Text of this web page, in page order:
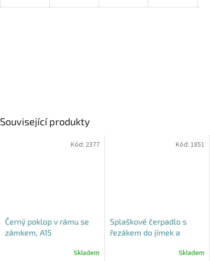
Související produkty
Černý poklop v rámu se
zámkem, A15
Skladem
Kód: 2377
Splaškové čerpadlo s
řezákem do jímek a
Skladem
Kód: 1851